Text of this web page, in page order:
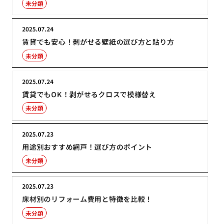
未分類
賃貸でも安心！剥がせる壁紙の選び方と貼り方
2025.07.24
未分類
賃貸でもOK！剥がせるクロスで模様替え
2025.07.24
未分類
用途別おすすめ網戸！選び方のポイント
2025.07.23
未分類
床材別のリフォーム費用と特徴を比較！
2025.07.23
未分類